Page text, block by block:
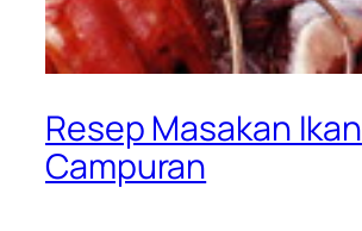
Resep Masakan Ikan
Campuran